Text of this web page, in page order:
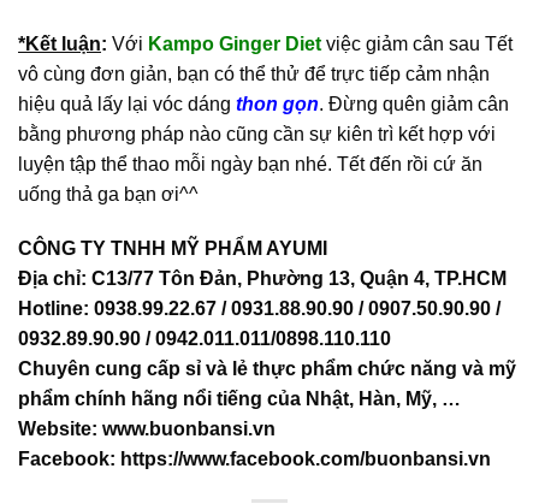
*Kết luận: Với Kampo Ginger Diet việc giảm cân sau Tết
vô cùng đơn giản, bạn có thể thử để trực tiếp cảm nhận
hiệu quả lấy lại vóc dáng thon gọn. Đừng quên giảm cân
bằng phương pháp nào cũng cần sự kiên trì kết hợp với
luyện tập thể thao mỗi ngày bạn nhé. Tết đến rồi cứ ăn
uống thả ga bạn ơi^^
CÔNG TY TNHH MỸ PHẨM AYUMI
Địa chỉ: C13/77 Tôn Đản, Phường 13, Quận 4, TP.HCM
Hotline: 0938.99.22.67 / 0931.88.90.90 / 0907.50.90.90 /
0932.89.90.90 / 0942.011.011/0898.110.110
Chuyên cung cấp sỉ và lẻ thực phẩm chức năng và mỹ
phẩm chính hãng nổi tiếng của Nhật, Hàn, Mỹ, …
Website: www.buonbansi.vn
Facebook: https://www.facebook.com/buonbansi.vn